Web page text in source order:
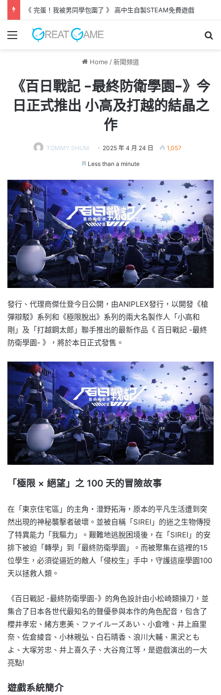
《 完蛋！我被男同學包圍了 》 高中生自製STEAM免費遊戲
Menu
Home /新聞頻道
《百日戰記 -最終防衛學園-》今
日正式推出 小高及打越的結晶之
作
TOMMY SHUM 2025 年 4 月 24 日 1,057
Less than a minute
發行、代理商傑仕登今日公開，由ANIPLEX發行，以開發《槍
彈辯駁》系列和《極限脫出》系列的兩大名製作人「小高和
剛」及「打越鋼太郎」聯手推出的最新作品《 百日戰記 -最終
防衛學園- 》，將於本日正式發售。
「極限 × 絕望」之 100 天的冒險故事
在「東京住宅區」的主角・澄野拓海，原本的平凡生活遭到突
然出現的神秘襲擊者破壞。並被自稱「SIREI」的迷之生物傳授
了特異能力「我驅力」。艱難地逃脫困境後，在「SIREI」的安
排下被迫「轉學」到「最終防衛學園」。而被聚集在這裡的15
位學生，必須從逼近的敵人「侵校生」手中，守護這座學園100
天以拯救人類。
《百日戰記 -最終防衛學園-》的角色設計由小松崎類操刀，並
集合了日本各世代最知名的聲優參與本作的角色配音，包含了
櫻井孝宏、緒方恵美、ファイルーズあい、小倉唯、井上麻里
奈、佐倉綾音、小林親弘、白石晴香、浪川大輔、黒沢とも
よ、大塚芳忠、井上喜久子、大谷育江等，是遊戲演出的一大
亮點!
遊戲系統簡介